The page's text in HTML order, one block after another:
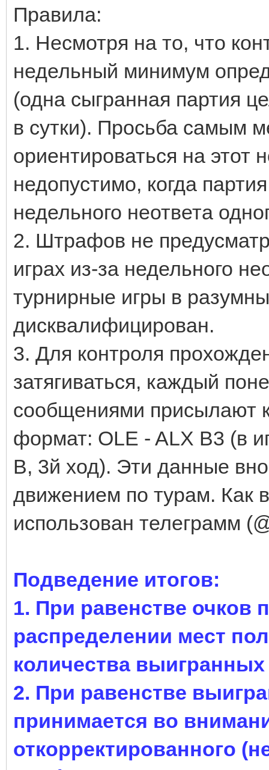
Правила:
1. Несмотря на то, что
недельный минимум
(одна сыгранная партия
в сутки). Просьба самым
ориентироваться на
недопустимо, когда
недельного неответа
2. Штрафов не
играх из-за недельного
турнирные игры в
дисквалифицирован.
3. Для контроля
затягиваться, каждый
сообщениями присылают
формат: OLE - ALX B3 (в
B, 3й ход). Эти данные
движением по турам. Как
использован телеграмм
Подведение итогов:
1. При равенстве очков
распределении мест
количества
2. При равенстве
принимается во
откорректированного